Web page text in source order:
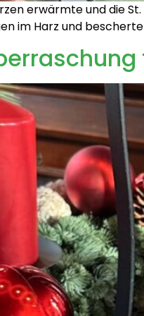
erwärmte und die
im Harz und